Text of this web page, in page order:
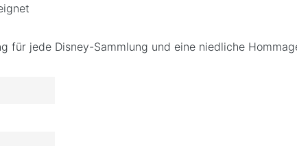
für jede Disney-Sammlung und eine niedliche